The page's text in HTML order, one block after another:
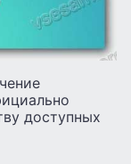
доступных